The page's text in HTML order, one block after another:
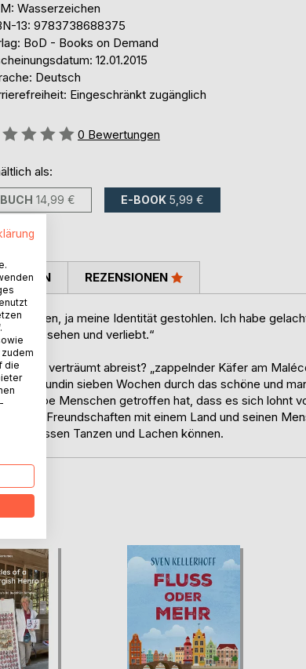
Wasserzeichen
13: 9783738688375
BoD - Books on Demand
12.01.2015
Deutsch
Eingeschränkt zugänglich
0 Bewertungen
als:
BUCH 14,99 € E-BOOK 5,99 €
gefangen, ja meine Identität gestohlen. Ich habe
gesehen und verliebt.“
verträumt abreist? „zappelnder Käfer am
Freundin sieben Wochen durch das schöne und
liebe Menschen getroffen hat, dass es sich lohnt
die Freundschaften mit einem Land und seinen
Tanzen und Lachen können.
REZENSIONEN
die